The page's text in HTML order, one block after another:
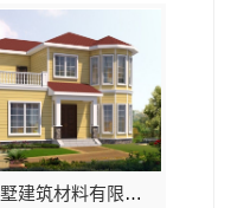
重庆御墅建筑材料有限公司本地免拆模板多少钱一平环保材料